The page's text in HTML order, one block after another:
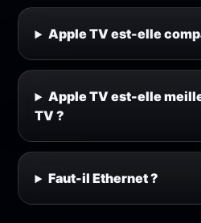
Apple TV est-elle
Apple TV est-elle
TV ?
Faut-il Ethernet ?